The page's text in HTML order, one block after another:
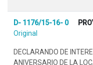
D- 1176/15-16- 0
Original
DECLARANDO DE
ANIVERSARIO DE LA